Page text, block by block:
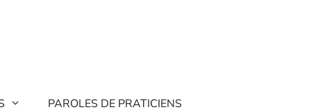
PAROLES DE PRATICIENS